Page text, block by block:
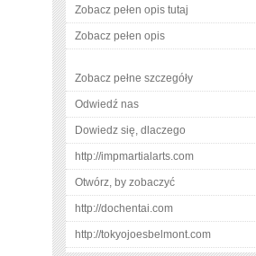
Zobacz pełen opis tutaj
Zobacz pełen opis
Zobacz pełne szczegóły
Odwiedź nas
Dowiedz się, dlaczego
http://impmartialarts.com
Otwórz, by zobaczyć
http://dochentai.com
http://tokyojoesbelmont.com